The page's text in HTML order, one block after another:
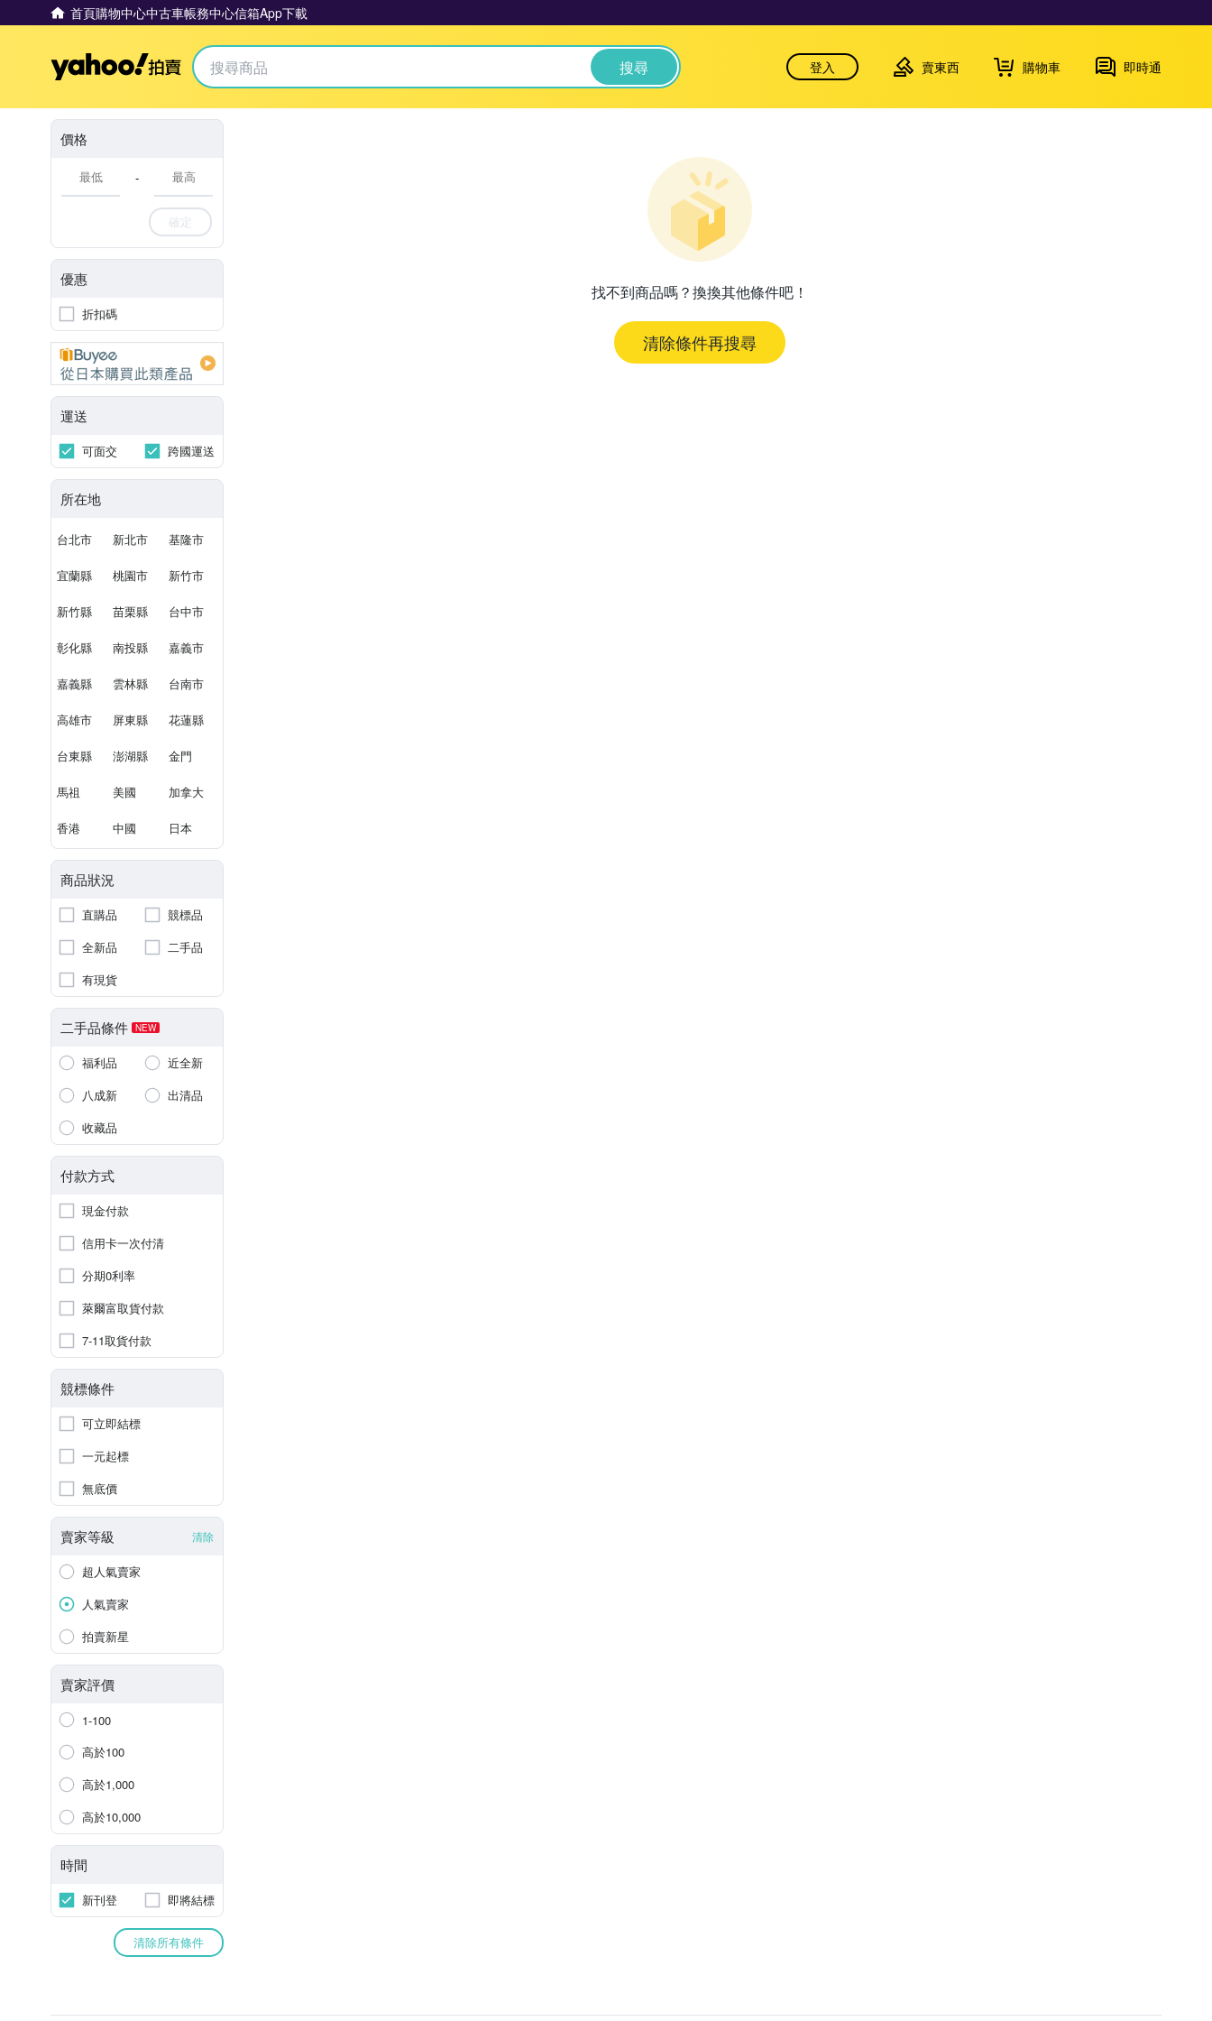
首頁購物中心中古車帳務中心信箱App下載
Yahoo拍賣 搜尋 登入 賣東西 購物車 即時通
價格
-
確定
優惠
折扣碼
運送
可面交 跨國運送
所在地
台北市 新北市 基隆市
宜蘭縣 桃園市 新竹市
新竹縣 苗栗縣 台中市
彰化縣 南投縣 嘉義市
嘉義縣 雲林縣 台南市
高雄市 屏東縣 花蓮縣
台東縣 澎湖縣 金門
馬祖 美國 加拿大
香港 中國 日本
商品狀況
直購品
競標品
全新品
二手品
有現貨
二手品條件 NEW
福利品
近全新
八成新
出清品
收藏品
付款方式
現金付款
信用卡一次付清
分期0利率
萊爾富取貨付款
7-11取貨付款
競標條件
可立即結標
一元起標
無底價
賣家等級 清除
超人氣賣家
人氣賣家
拍賣新星
賣家評價
1-100
高於100
高於1,000
高於10,000
時間
新刊登 即將結標
清除所有條件
找不到商品嗎？換換其他條件吧！
清除條件再搜尋